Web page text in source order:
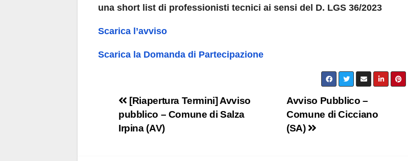
una short list di professionisti tecnici ai sensi del D. LGS 36/2023
Scarica l’avviso
Scarica la Domanda di Partecipazione
Navigazione
articoli
Avviso Pubblico –
Comune di Cicciano
(SA)
[Riapertura Termini] Avviso
pubblico – Comune di Salza
Irpina (AV)